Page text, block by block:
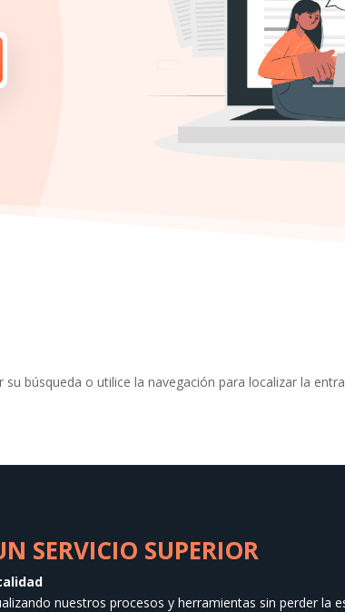
búsqueda o utilice la navegación para localizar la
SERVICIO SUPERIOR
nuestros procesos y herramientas sin perder la